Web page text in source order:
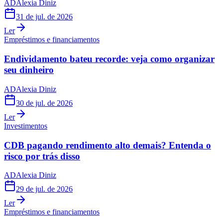
ADAlexia Diniz
31 de jul. de 2026
Ler
Empréstimos e financiamentos
Endividamento bateu recorde: veja como organizar
seu dinheiro
ADAlexia Diniz
30 de jul. de 2026
Ler
Investimentos
CDB pagando rendimento alto demais? Entenda o
risco por trás disso
ADAlexia Diniz
29 de jul. de 2026
Ler
Empréstimos e financiamentos